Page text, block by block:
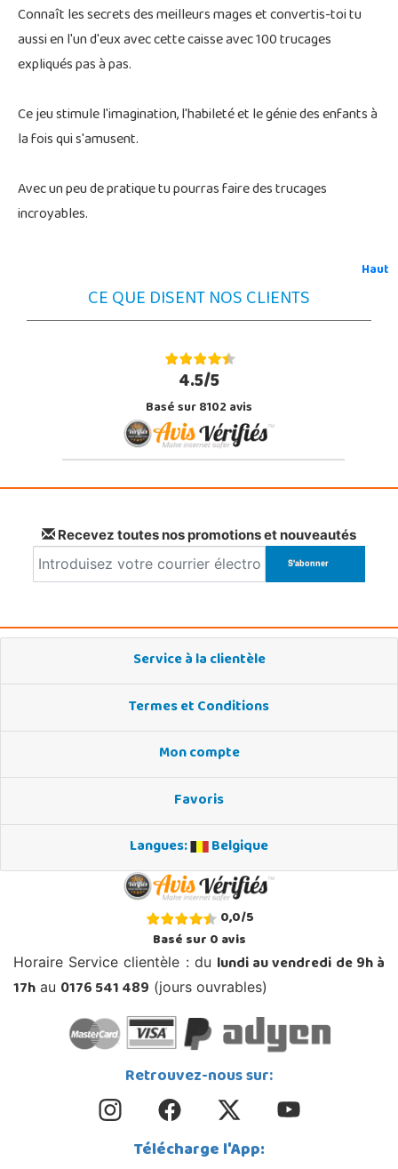
Connaît les secrets des meilleurs mages et convertis-toi tu
aussi en l'un d'eux avec cette caisse avec 100 trucages
expliqués pas à pas.
Ce jeu stimule l'imagination, l'habileté et le génie des enfants à
la fois qui s'amusent.
Avec un peu de pratique tu pourras faire des trucages
incroyables.
Haut
CE QUE DISENT NOS CLIENTS
4.5/5
Basé sur 8102 avis
Recevez toutes nos promotions et nouveautés
Service à la clientèle
Termes et Conditions
Mon compte
Favoris
Langues:
Belgique
0,0/5
Basé sur0avis
Horaire Service clientèle : du lundi au vendredi de 9h à
17h au 0176 541 489 (jours ouvrables)
Retrouvez-nous sur:
Télécharge l'App: